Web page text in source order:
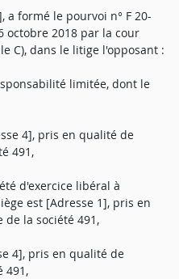
a formé le pourvoi n° F 20-
octobre 2018 par la cour
C), dans le litige l'opposant :
limitée, dont le
4], pris en qualité de
491,
d'exercice libéral à
est [Adresse 1], pris en
la société 491,
4], pris en qualité de
491,